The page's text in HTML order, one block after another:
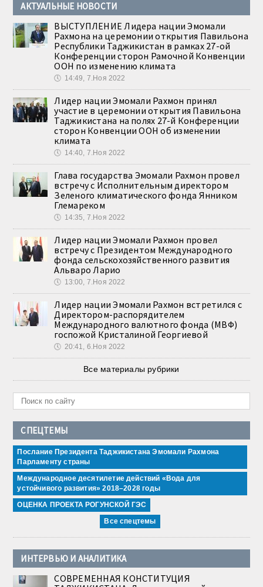
АКТУАЛЬНЫЕ НОВОСТИ
ВЫСТУПЛЕНИЕ Лидера нации Эмомали
Рахмона на церемонии открытия Павильона
Республики Таджикистан в рамках 27-ой
Конференции сторон Рамочной Конвенции
ООН по изменению климата
🕔 14:49, 7.Ноя 2022
Лидер нации Эмомали Рахмон принял
участие в церемонии открытия Павильона
Таджикистана на полях 27-й Конференции
сторон Конвенции ООН об изменении
климата
🕔 14:40, 7.Ноя 2022
Глава государства Эмомали Рахмон провел
встречу с Исполнительным директором
Зеленого климатического фонда Янником
Глемареком
🕔 14:35, 7.Ноя 2022
Лидер нации Эмомали Рахмон провел
встречу с Президентом Международного
фонда сельскохозяйственного развития
Альваро Ларио
🕔 13:00, 7.Ноя 2022
Лидер нации Эмомали Рахмон встретился с
Директором-распорядителем
Международного валютного фонда (МВФ)
госпожой Кристалиной Георгиевой
🕔 20:41, 6.Ноя 2022
Все материалы рубрики
СПЕЦТЕМЫ
Послание Президента Таджикистана Эмомали Рахмона
Парламенту страны
Международное десятилетие действий «Вода для
устойчивого развития» 2018–2028 годы
ОЦЕНКА ПРОЕКТА РОГУНСКОЙ ГЭС
Все спецтемы
ИНТЕРВЬЮ И АНАЛИТИКА
СОВРЕМЕННАЯ КОНСТИТУЦИЯ